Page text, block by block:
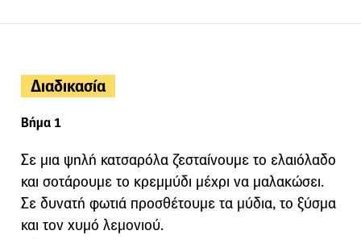
Διαδικασία
Βήμα 1
Σε μια ψηλή κατσαρόλα ζεσταίνουμε το ελαιόλαδο
και σοτάρουμε το κρεμμύδι μέχρι να μαλακώσει.
Σε δυνατή φωτιά προσθέτουμε τα μύδια, το ξύσμα
και τον χυμό λεμονιού.